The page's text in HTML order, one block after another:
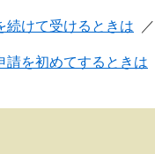
続けて受けるときは
請を初めてするときは